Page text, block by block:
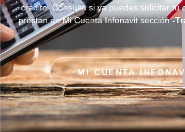
crédito. Consulta si ya puedes solicitar tu
prestan en Mi Cuenta Infonavit sección-
MI CUENTA